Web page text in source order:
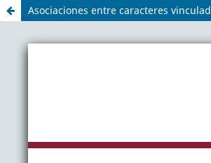
Asociaciones entre caracteres